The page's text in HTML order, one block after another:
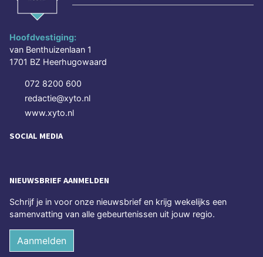
Hoofdvestiging:
van Benthuizenlaan 1
1701 BZ Heerhugowaard
072 8200 600
redactie@xyto.nl
www.xyto.nl
SOCIAL MEDIA
NIEUWSBRIEF AANMELDEN
Schrijf je in voor onze nieuwsbrief en krijg wekelijks een
samenvatting van alle gebeurtenissen uit jouw regio.
Aanmelden